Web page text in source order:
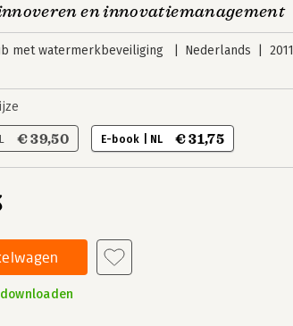
en innovatiemanagement
met watermerkbeveiliging Nederlands 2011
€ 39,50 E-book | NL € 31,75